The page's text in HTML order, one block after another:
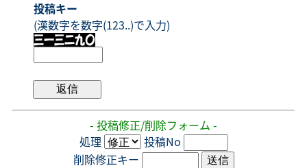
投稿キー
(漢数字を数字(123..)で入力)
- 投稿修正/削除フォーム -
処理
投稿No
削除修正キー